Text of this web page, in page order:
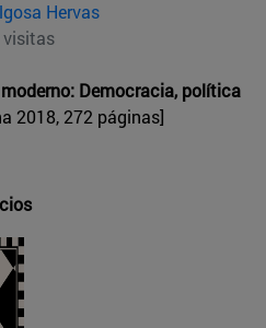
Hervas
visitas
Democracia, política
2018, 272 páginas]